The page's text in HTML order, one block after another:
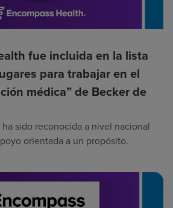
fue incluida en la lista
para trabajar en el
médica” de Becker de
sido reconocida a nivel nacional
orientada a un propósito.